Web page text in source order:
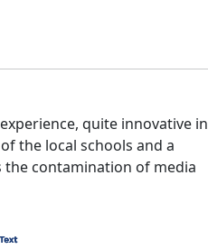
quite innovative in
the local schools and a
the contamination of media